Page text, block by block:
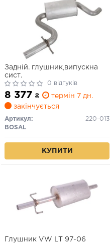
Задній. глушник,випускна
сист.
0 відгуків
8 377 ₴
термін 7 дн.
закінчується
Артикул:
220-013
BOSAL
КУПИТИ
Глушник VW LT 97-06